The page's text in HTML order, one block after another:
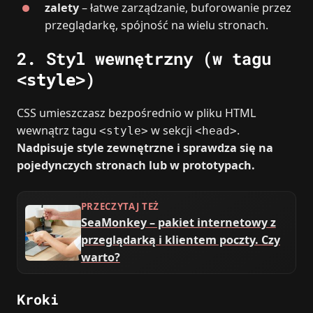
zalety– łatwe zarządzanie, buforowanie przez
przeglądarkę, spójność na wielu stronach.
2. Styl wewnętrzny (w tagu
<style>)
CSS umieszczasz bezpośrednio w pliku HTML
wewnątrz tagu <style> w sekcji <head>.
Nadpisuje style zewnętrzne i sprawdza się na
pojedynczych stronach lub w prototypach.
PRZECZYTAJ TEŻ
SeaMonkey – pakiet internetowy z
przeglądarką i klientem poczty. Czy
warto?
Kroki